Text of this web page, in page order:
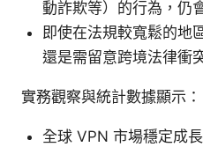
動詐欺等）的行為，仍
即使在法規較寬鬆的地
還是需留意跨境法律衝
實務觀察與統計數據顯示：
全球 VPN 市場穩定成